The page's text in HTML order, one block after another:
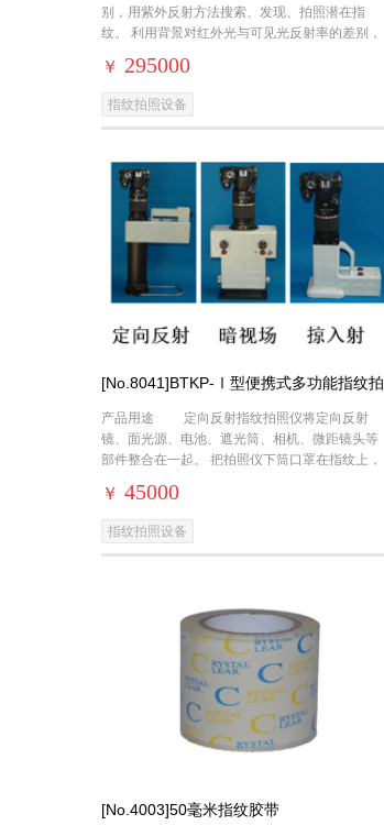
别，用紫外反射方法搜索、发现、拍照潜在指
纹。 利用背景对红外光与可见光反射率的差别，
￥ 295000
指纹拍照设备
[No.8041]BTKP-Ⅰ型便携式多功能指纹拍
产品用途 定向反射指纹拍照仪将定向反射
镜、面光源、电池、遮光筒、相机、微距镜头等
部件整合在一起。 把拍照仪下筒口罩在指纹上，
￥ 45000
指纹拍照设备
[No.4003]50毫米指纹胶带